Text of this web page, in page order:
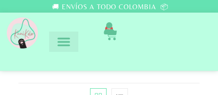
🚚 ENVÍOS A TODO COLOMBIA 📦
0